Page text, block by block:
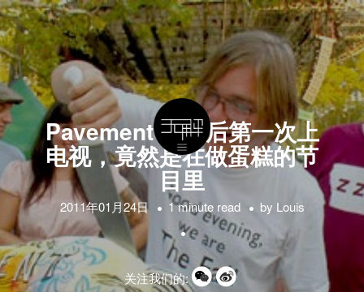
Pavement 复合后第一次上
电视，竟然是在做蛋糕的节
目里
2011年01月24日 1 minute read by Louis
关注我们的: